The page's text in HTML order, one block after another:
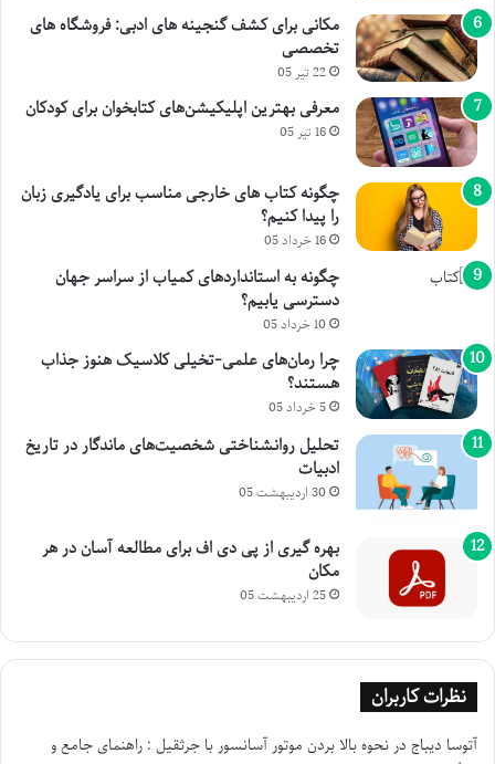
مکانی برای کشف گنجینه های ادبی: فروشگاه های
تخصصی
22 تیر 05
معرفی بهترین اپلیکیشن‌های کتابخوان برای کودکان
16 تیر 05
چگونه کتاب های خارجی مناسب برای یادگیری زبان
را پیدا کنیم؟
16 خرداد 05
چگونه به استانداردهای کمیاب از سراسر جهان
دسترسی یابیم؟
10 خرداد 05
چرا رمان‌های علمی-تخیلی کلاسیک هنوز جذاب
هستند؟
5 خرداد 05
تحلیل روانشناختی شخصیت‌های ماندگار در تاریخ
ادبیات
30 اردیبهشت 05
بهره گیری از پی دی اف برای مطالعه آسان در هر
مکان
25 اردیبهشت 05
نظرات کاربران
آتوسا دیباج درنحوه بالا بردن موتور آسانسور با جرثقیل : راهنمای جامع و